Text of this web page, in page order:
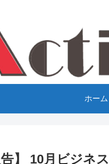
ホーム
告】 10月ビジネ